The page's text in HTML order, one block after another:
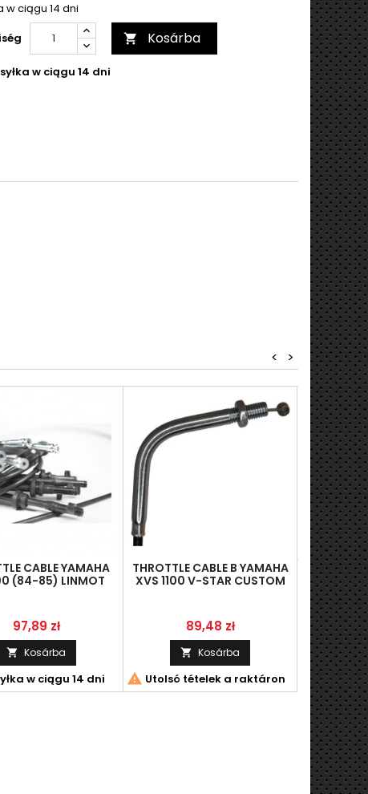
w ciągu 14 dni
 Kosárba
w ciągu 14 dni
>
<
CABLE YAMAHA
(84-85) LINMOT
Ár
97,89 zł
 Kosárba
w ciągu 14 dni
THROTTLE CABLE B YAMAHA
XVS 1100 V-STAR CUSTOM
Ár
89,48 zł
 Kosárba
 Utolsó tételek a raktáron
XV 1900
LINMOT

Utolsó